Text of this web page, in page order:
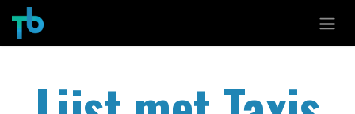
Overslaan naar inhoud